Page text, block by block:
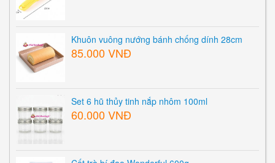
Khuôn vuông nướng bánh chống dính 28cm
85.000 VNĐ
Set 6 hũ thủy tinh nắp nhôm 100ml
60.000 VNĐ